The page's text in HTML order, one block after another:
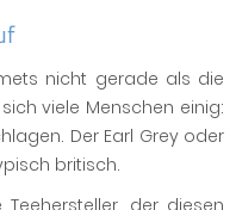
nicht gerade als die
viele Menschen einig:
Der Earl Grey oder
britisch.
der diesen